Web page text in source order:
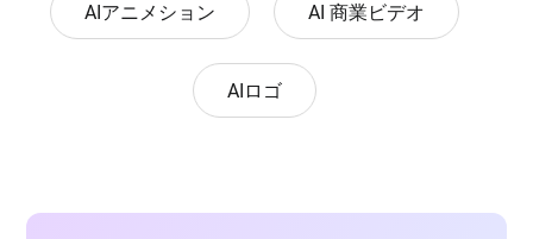
AIアニメション AI 商業ビデオ
AIロゴ